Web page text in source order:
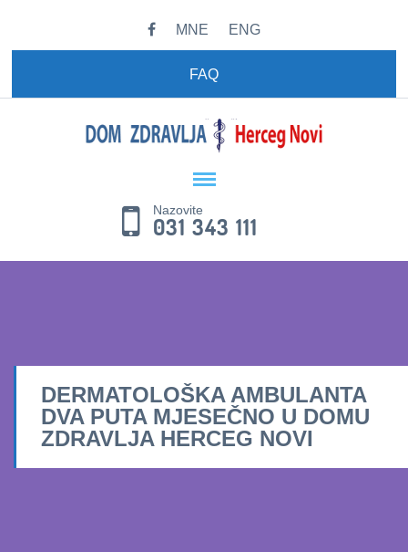
MNE ENG
FAQ
Nazovite
031 343 111
DERMATOLOŠKA AMBULANTA
DVA PUTA MJESEČNO U DOMU
ZDRAVLJA HERCEG NOVI